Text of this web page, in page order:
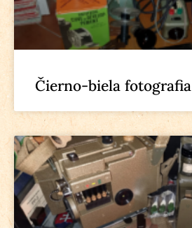
Čierno-biela fotografia